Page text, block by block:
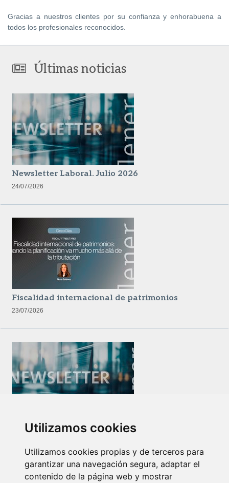
Utilizamos cookies
Utilizamos cookies propias y de terceros para
garantizar una navegación segura, adaptar el
contenido de la página web y mostrar
Gracias a nuestros clientes por su confianza y enhorabuena a
todos los profesionales reconocidos.
Últimas noticias
Newsletter Laboral. Julio 2026
24/07/2026
Fiscalidad internacional de patrimonios
23/07/2026
Newsletter Insolvencias y Situaciones Especiales
14/07/2026